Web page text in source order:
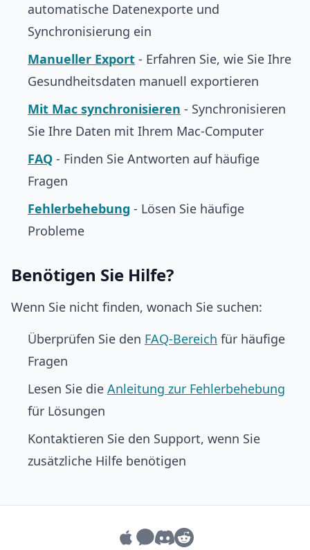
automatische Datenexporte und
Synchronisierung ein
Manueller Export - Erfahren Sie, wie Sie Ihre
Gesundheitsdaten manuell exportieren
Mit Mac synchronisieren - Synchronisieren
Sie Ihre Daten mit Ihrem Mac-Computer
FAQ - Finden Sie Antworten auf häufige
Fragen
Fehlerbehebung - Lösen Sie häufige
Probleme
Benötigen Sie Hilfe?
Wenn Sie nicht finden, wonach Sie suchen:
Überprüfen Sie den FAQ-Bereich für häufige
Fragen
Lesen Sie die Anleitung zur Fehlerbehebung
für Lösungen
Kontaktieren Sie den Support, wenn Sie
zusätzliche Hilfe benötigen